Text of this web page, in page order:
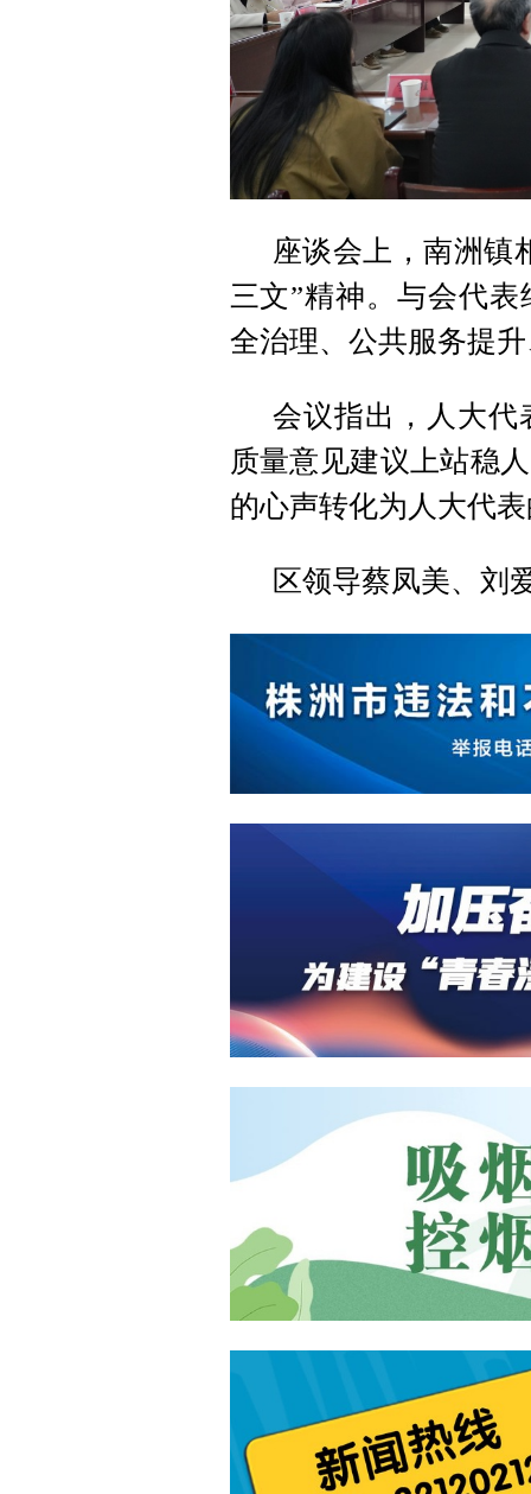
座谈会上，南洲镇
三文”精神。与会代
全治理、公共服务提
会议指出，人大代
质量意见建议上站稳
的心声转化为人大代
区领导蔡凤美、刘